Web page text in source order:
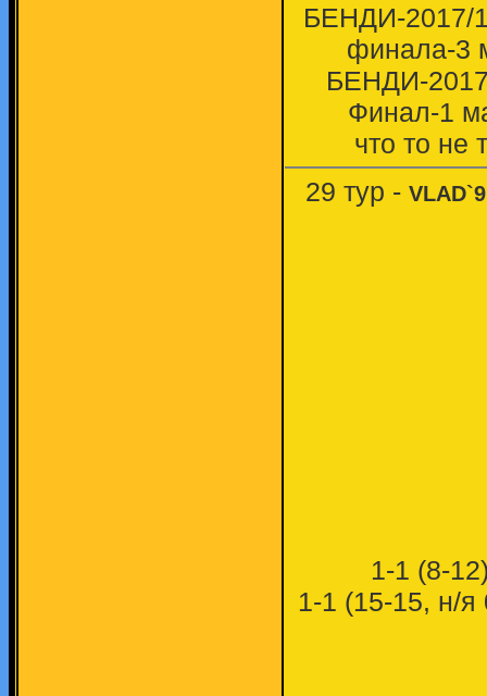
БЕНДИ-2017/
финала-3
БЕНДИ-
Финал-1
что то не
29 тур -
1-1 (8-
1-1 (15-15, н/